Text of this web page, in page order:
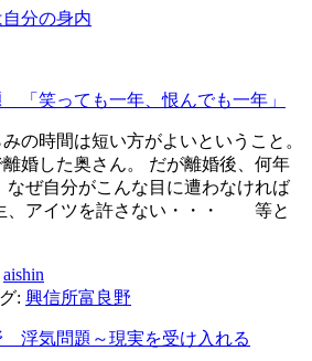
分の身内
「笑っても一年、恨んでも一年」
の時間は短い方がよいということ。
婚した奥さん。 だが離婚後、何年
なぜ自分がこんな目に遭わなければ
、アイツを許さない・・・ 等と
aishin
: 興信所富良野
気問題～現実を受け入れる